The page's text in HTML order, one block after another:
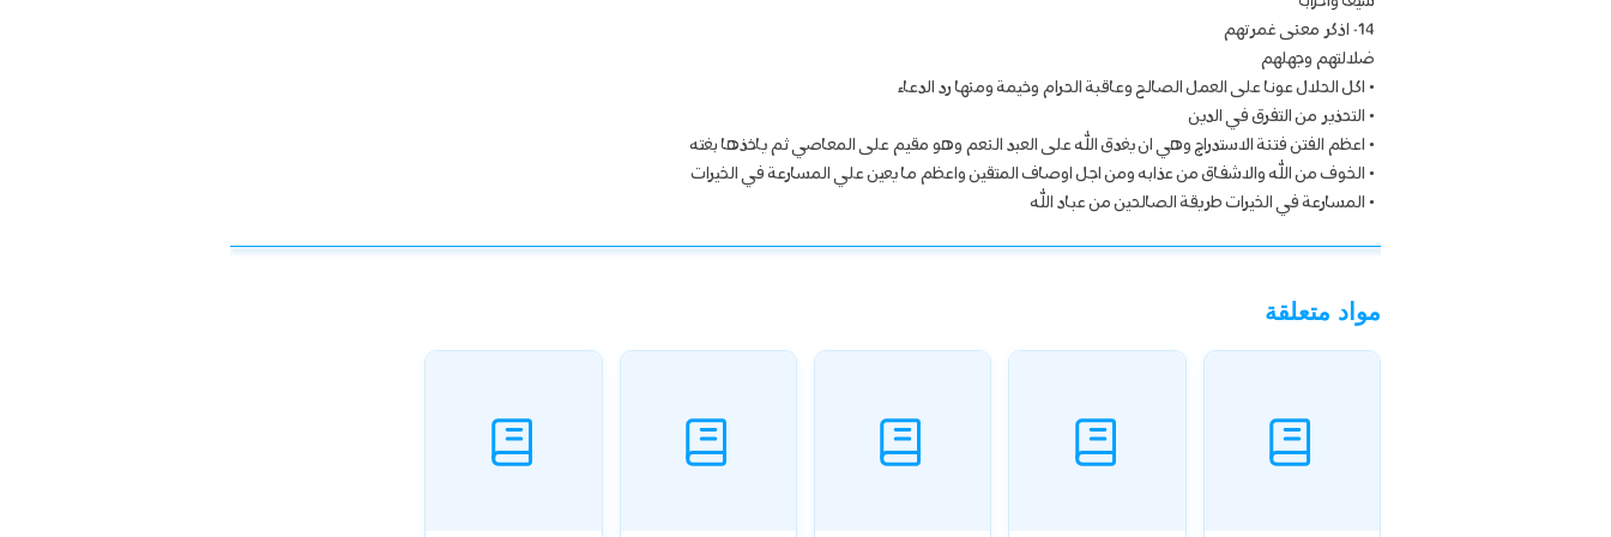
14- اذكر معنى غمرتهم
ضلالتهم وجهلهم
• اكل الحلال عونا على العمل الصالح وعاقبة الحرام وخيمة ومنها رد الدعاء
• التحذير من التفرق في الدين
• اعظم الفتن فتنة الاستدراج وهي ان يغدق الله على العبد النعم وهو مقيم على المعاصي ثم ياخذها بغته
• الخوف من الله والاشفاق من عذابه ومن اجل اوصاف المتقين واعظم ما يعين علي المسارعة في الخيرات
• المسارعة في الخيرات طريقة الصالحين من عباد الله
مواد متعلقة